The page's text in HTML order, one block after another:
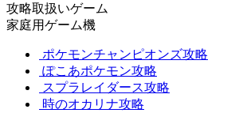
攻略取扱いゲーム
家庭用ゲーム機
ポケモンチャンピオンズ攻略
ぽこあポケモン攻略
スプラレイダース攻略
時のオカリナ攻略